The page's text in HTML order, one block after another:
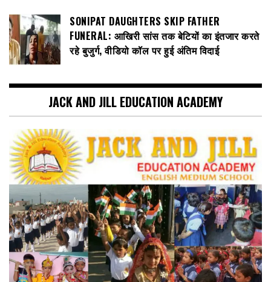
SONIPAT DAUGHTERS SKIP FATHER
FUNERAL: आखिरी सांस तक बेटियों का इंतजार करते
रहे बुजुर्ग, वीडियो कॉल पर हुई अंतिम विदाई
JACK AND JILL EDUCATION ACADEMY